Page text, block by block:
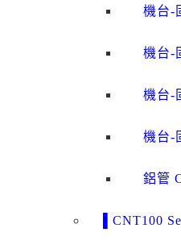
機台-
機台-
機台-
機台-
鋁管
▌CNT100